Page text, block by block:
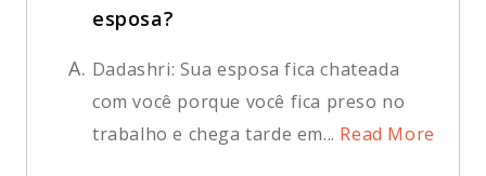
esposa?
A. Dadashri: Sua esposa fica chateada
com você porque você fica preso no
trabalho e chega tarde em... Read More